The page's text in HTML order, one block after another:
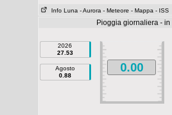
Info Luna - Aurora - Meteore - Mappa - ISS
Pioggia giornaliera - in
2026
27.53
Agosto
0.88
0.00